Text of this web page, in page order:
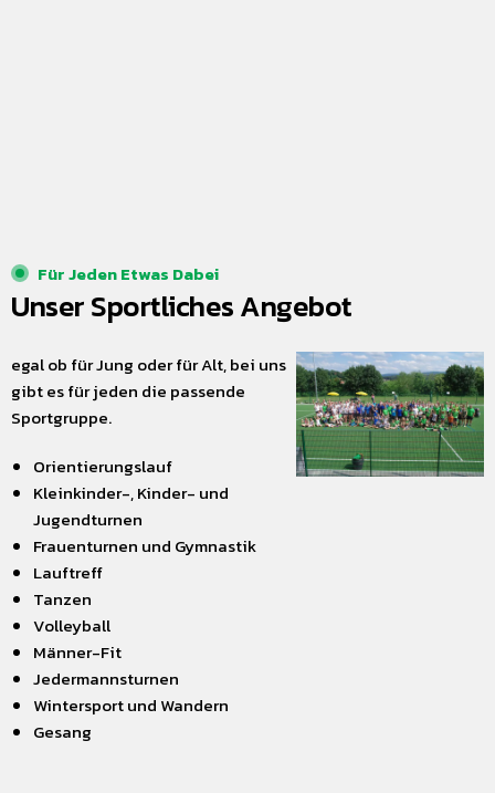
Für Jeden Etwas Dabei
Unser Sportliches Angebot
egal ob für Jung oder für Alt, bei uns
gibt es für jeden die passende
Sportgruppe.
Orientierungslauf
Kleinkinder-, Kinder- und
Jugendturnen
Frauenturnen und Gymnastik
Lauftreff
Tanzen
Volleyball
Männer-Fit
Jedermannsturnen
Wintersport und Wandern
Gesang